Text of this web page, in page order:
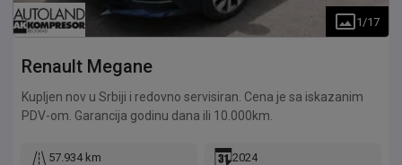
1 /17
Renault Megane
Kupljen nov u Srbiji i redovno servisiran. Cena je sa iskazanim
PDV-om. Garancija godinu dana ili 10.000km.
57.934 km 2024